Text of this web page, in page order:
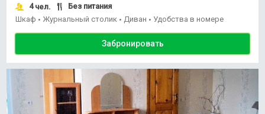
4чел.
Без питания
Шкаф • Журнальный столик • Диван • Удобства в номере
Забронировать